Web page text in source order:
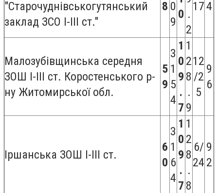
"Старочуднівськогутянський
заклад ЗСО І-ІІІ ст."
8 0
9
0 .
2
174
Малозубівщинська середня
ЗОШ I-III ст. Коростенського р-
ну Житомирської обл.
5
9
3
1
5
4
1
0
9
.
7
1
2
8
.
9
12
/2
5
9
6
Іршанська ЗОШ I-III ст.
6
0
3
1
6
4
1
0
9
.
7
1
2
8
.
8
6/
24
9
2